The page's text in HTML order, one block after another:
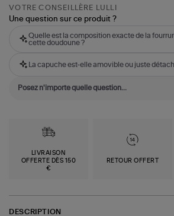
VOTRE CONSEILLÈRE LULLI
Une question sur ce produit ?
Quelle est la composition exacte de la
cette doudoune ?
La capuche est-elle amovible ou juste
LIVRAISON
OFFERTE DÈS 150
€
RETOUR OFFERT
DESCRIPTION